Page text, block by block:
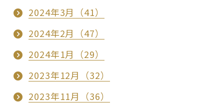
2024年3月（41）
2024年2月（47）
2024年1月（29）
2023年12月（32）
2023年11月（36）